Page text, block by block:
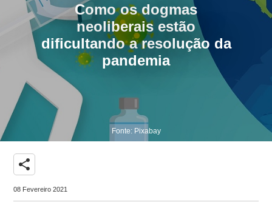
Como os dogmas
neoliberais estão
dificultando a resolução da
pandemia
Fonte: Pixabay
share
08 Fevereiro 2021